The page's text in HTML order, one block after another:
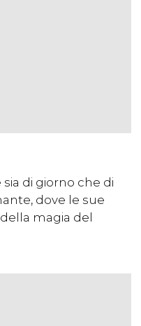
sia di giorno che di
dove le sue
magia del